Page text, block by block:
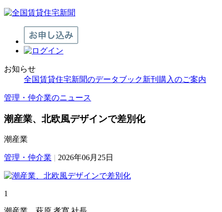
お知らせ
全国賃貸住宅新聞のデータブック新刊購入のご案内
管理・仲介業のニュース
潮産業、北欧風デザインで差別化
潮産業
管理・仲介業 | 2026年06月25日
1